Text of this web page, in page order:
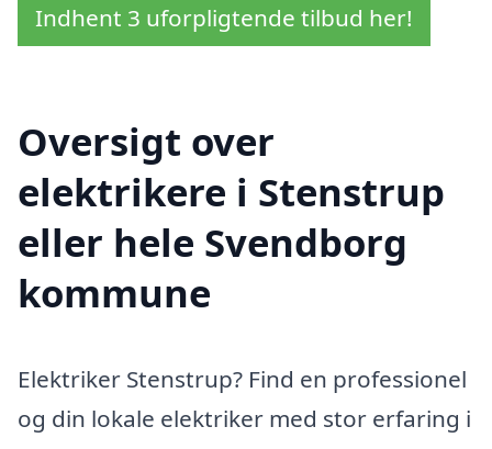
Indhent 3 uforpligtende tilbud her!
Oversigt over
elektrikere i Stenstrup
eller hele Svendborg
kommune
Elektriker Stenstrup? Find en professionel
og din lokale elektriker med stor erfaring i